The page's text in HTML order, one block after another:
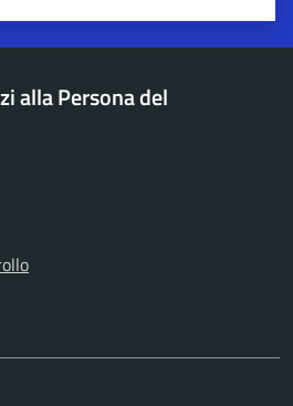
stelle su 5
su 5
5
alla Persona del